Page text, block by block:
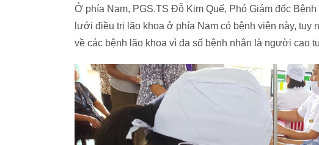
Ở phía Nam, PGS.TS Đỗ Kim Quế, Phó Giám đốc
lưới điều trị lão khoa ở phía Nam có bệnh viện này, tuy
về các bệnh lão khoa vì đa số bệnh nhân là người cao